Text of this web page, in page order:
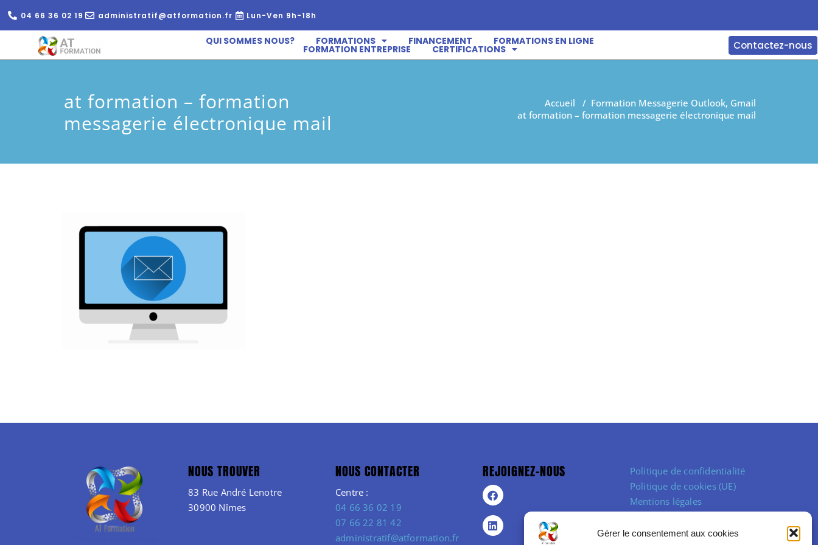
Gérer le consentement aux cookies
04 66 36 02 19 administratif@atformation.fr Lun-Ven 9h-18h
QUI SOMMES NOUS? FORMATIONS FINANCEMENT FORMATIONS EN LIGNE
FORMATION ENTREPRISE CERTIFICATIONS Contactez-nous
at formation – formation
messagerie électronique mail
Accueil / Formation Messagerie Outlook, Gmail
at formation – formation messagerie électronique mail
NOUS TROUVER
83 Rue André Lenotre
30900 Nîmes
NOUS CONTACTER
Centre :
04 66 36 02 19
07 66 22 81 42
administratif@atformation.fr
REJOIGNEZ-NOUS
Politique de confidentialité
Politique de cookies (UE)
Mentions légales